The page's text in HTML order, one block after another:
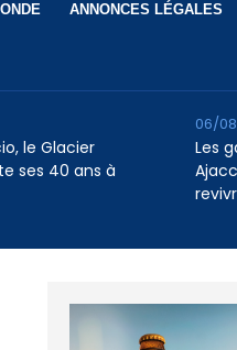
ANNONCES LÉGALES
le Glacier
ses 40 ans à
Les
06/